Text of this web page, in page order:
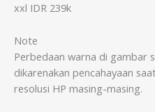
xxl IDR 239k
Note
Perbedaan warna di gambar
dikarenakan pencahayaan
resolusi HP masing-masing.